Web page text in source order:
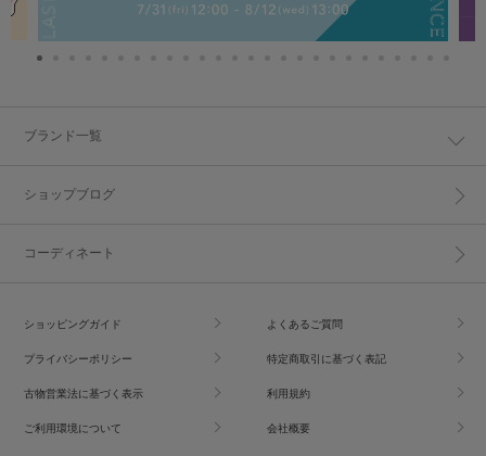
ブランド一覧
ショップブログ
コーディネート
ショッピングガイド よくあるご質問
プライバシーポリシー 特定商取引に基づく表記
古物営業法に基づく表示 利用規約
ご利用環境について 会社概要